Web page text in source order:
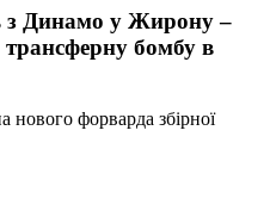
з Динамо у Жирону –
бомбу в
форварда збірної